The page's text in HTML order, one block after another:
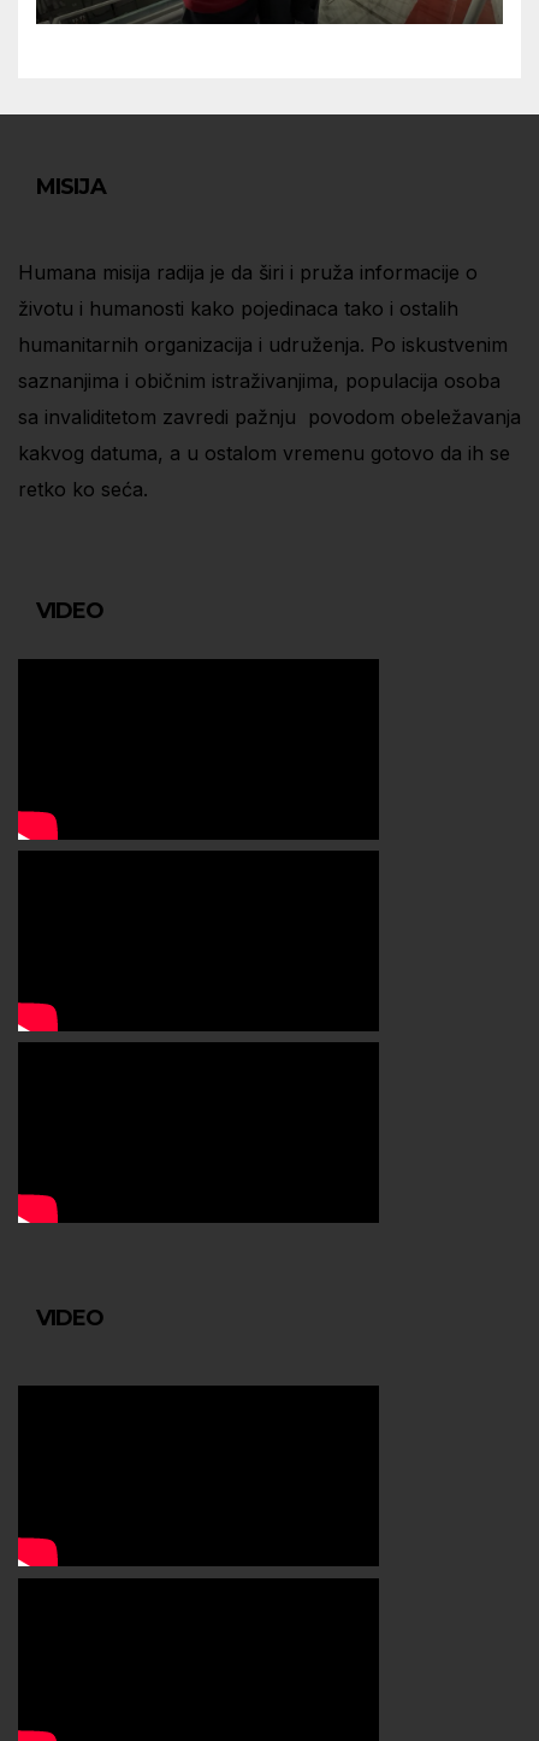
MISIJA
Humana misija radija je da širi i pruža informacije o
životu i humanosti kako pojedinaca tako i ostalih
humanitarnih organizacija i udruženja. Po iskustvenim
saznanjima i običnim istraživanjima, populacija osoba
sa invaliditetom zavredi pažnju povodom obeležavanja
kakvog datuma, a u ostalom vremenu gotovo da ih se
retko ko seća.
VIDEO
VIDEO